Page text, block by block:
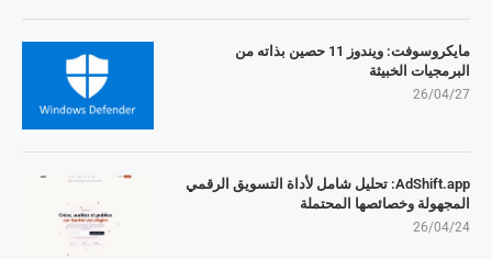
مايكروسوفت: ويندوز 11 حصين بذاته من
البرمجيات الخبيثة
26/04/27
AdShift.app: تحليل شامل لأداة التسويق الرقمي
المجهولة وخصائصها المحتملة
26/04/24